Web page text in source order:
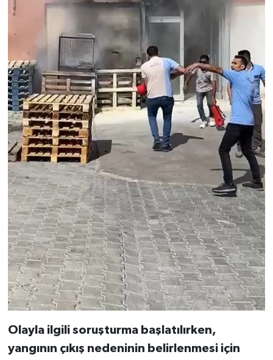
Olayla ilgili soruşturma başlatılırken,
yangının çıkış nedeninin belirlenmesi için